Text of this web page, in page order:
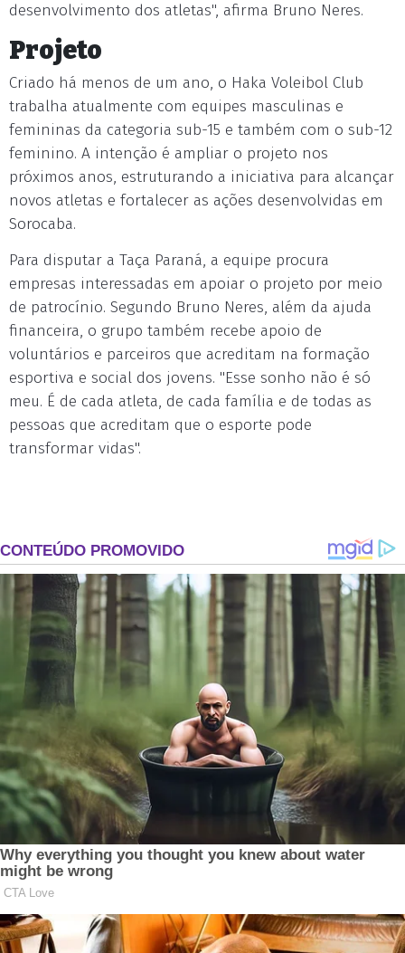
desenvolvimento dos atletas", afirma Bruno Neres.
Projeto
Criado há menos de um ano, o Haka Voleibol Club
trabalha atualmente com equipes masculinas e
femininas da categoria sub-15 e também com o sub-12
feminino. A intenção é ampliar o projeto nos
próximos anos, estruturando a iniciativa para alcançar
novos atletas e fortalecer as ações desenvolvidas em
Sorocaba.
Para disputar a Taça Paraná, a equipe procura
empresas interessadas em apoiar o projeto por meio
de patrocínio. Segundo Bruno Neres, além da ajuda
financeira, o grupo também recebe apoio de
voluntários e parceiros que acreditam na formação
esportiva e social dos jovens. "Esse sonho não é só
meu. É de cada atleta, de cada família e de todas as
pessoas que acreditam que o esporte pode
transformar vidas".